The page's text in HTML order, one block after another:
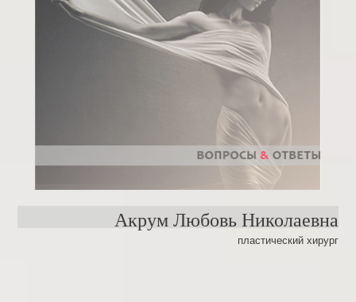
Акрум Любовь Николаевна
пластический хирург